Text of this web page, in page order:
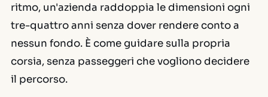
ritmo, un'azienda raddoppia le dimensioni ogni
tre-quattro anni senza dover rendere conto a
nessun fondo. È come guidare sulla propria
corsia, senza passeggeri che vogliono decidere
il percorso.